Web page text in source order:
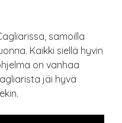
samoilla
Kaikki siellä hyvin
on vanhaa
jäi hyvä